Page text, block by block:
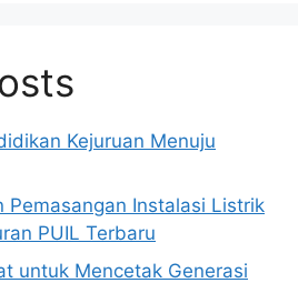
Kejuruan Menuju
Pemasangan Instalasi Listrik
PUIL Terbaru
untuk Mencetak Generasi